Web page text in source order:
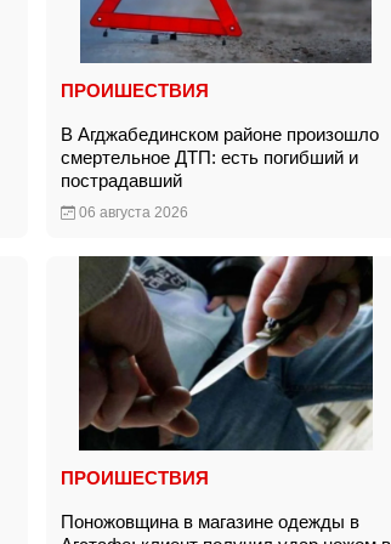
ПРОИШЕСТВИЯ
В Агджабединском районе произошло
смертельное ДТП: есть погибший и
пострадавший
06 августа 2026
ПРОИШЕСТВИЯ
Поножовщина в магазине одежды в